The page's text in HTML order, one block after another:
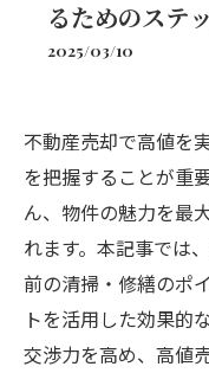
るためのステ
2025/03/10
不動産売却で高値を
を把握することが重
ん、物件の魅力を最
れます。本記事では
前の清掃・修繕のポ
トを活用した効果的
交渉力を高め、高値